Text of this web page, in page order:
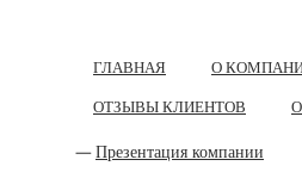
ГЛАВНАЯ О
ОТЗЫВЫ КЛИЕНТОВ
Презентация компании